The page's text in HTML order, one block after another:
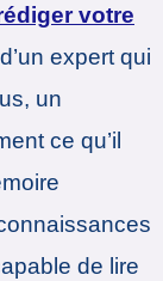
votre
expert qui
un
ce qu’il
de lire